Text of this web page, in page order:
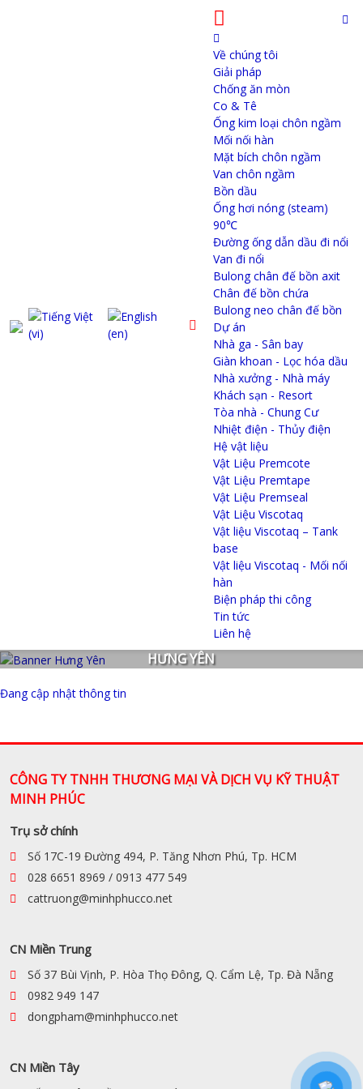
Về chúng tôi
Giải pháp
Chống ăn mòn
Co & Tê
Ống kim loại chôn ngầm
Mối nối hàn
Mặt bích chôn ngầm
Van chôn ngầm
Bồn dầu
Ống hơi nóng (steam)
90℃
Đường ống dẫn dầu đi nổi
Van đi nổi
Bulong chân đế bồn axit
Chân đế bồn chứa
Bulong neo chân đế bồn
Dự án
Nhà ga - Sân bay
Giàn khoan - Lọc hóa dầu
Nhà xưởng - Nhà máy
Khách sạn - Resort
Tòa nhà - Chung Cư
Nhiệt điện - Thủy điện
Hệ vật liệu
Vật Liệu Premcote
Vật Liệu Premtape
Vật Liệu Premseal
Vật Liệu Viscotaq
Vật liệu Viscotaq – Tank
base
Vật liệu Viscotaq - Mối nối
hàn
Biện pháp thi công
Tin tức
Liên hệ
HƯNG YÊN
Đang cập nhật thông tin
CÔNG TY TNHH THƯƠNG MẠI VÀ DỊCH VỤ KỸ THUẬT
MINH PHÚC
Trụ sở chính
Số 17C-19 Đường 494, P. Tăng Nhơn Phú, Tp. HCM
028 6651 8969 / 0913 477 549
cattruong@minhphucco.net
CN Miền Trung
Số 37 Bùi Vịnh, P. Hòa Thọ Đông, Q. Cẩm Lệ, Tp. Đà Nẵng
0982 949 147
dongpham@minhphucco.net
CN Miền Tây